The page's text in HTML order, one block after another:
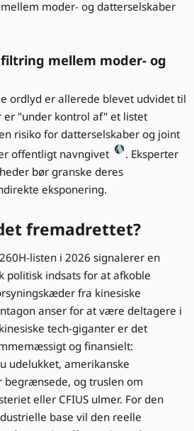
moder- og datterselskaber
mellem moder- og
ordlyd er allerede blevet udvidet til
er "under kontrol af" et listet
risiko for datterselskaber og joint
offentligt navngivet
. Eksperter
bør granske deres
eksponering.
fremadrettet?
listen i 2026 signalerer en
politisk indsats for at afkoble
fra kinesiske
anser for at være deltagere i
tech-giganter er det
og finansielt:
udelukket, amerikanske
begrænsede, og truslen om
eller CFIUS ulmer. For den
base vil den reelle